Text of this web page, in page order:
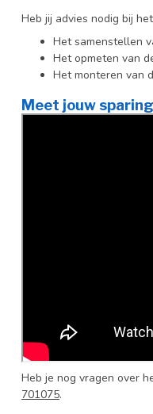
Heb jij advies nodig bij
Het samenstellen
Het opmeten van
Het monteren van
Meet jouw
Heb je nog vragen over
701075.